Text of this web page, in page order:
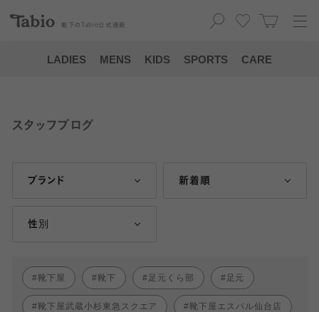
靴下の Tabio 公式通販
LADIES MENS KIDS SPORTS CARE
スタッフブログ
ブランド 新着順
性別
靴下屋 靴下 足元くら部 足元
靴下屋武蔵小杉東急スクエア 靴下屋エスパル仙台店